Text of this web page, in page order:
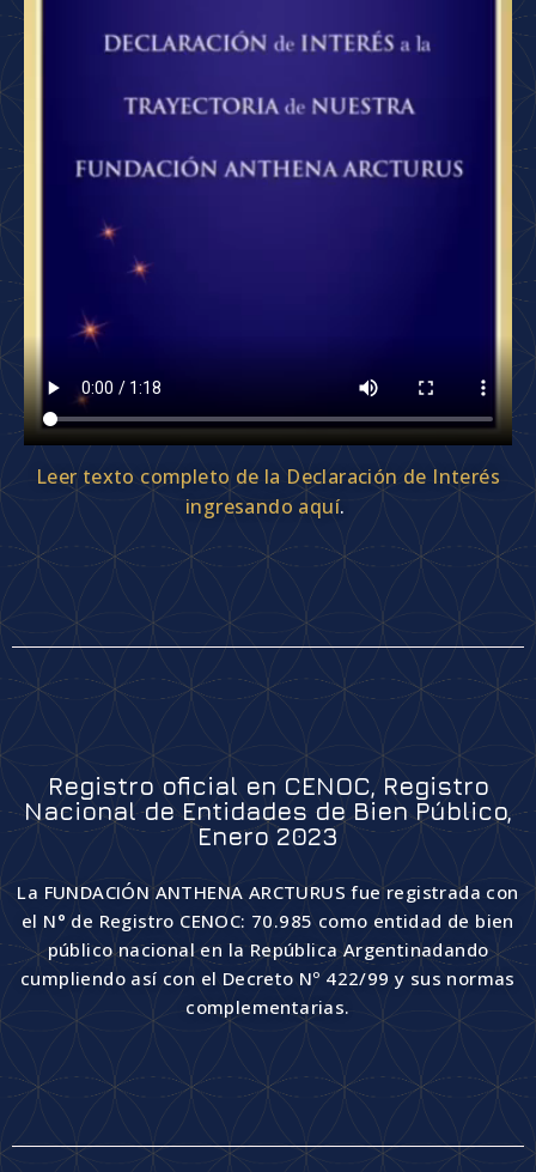
Leer texto completo de la Declaración de Interés
ingresando aquí.
Registro oficial en CENOC, Registro
Nacional de Entidades de Bien Público,
Enero 2023
La FUNDACIÓN ANTHENA ARCTURUS fue registrada con
el N° de Registro CENOC: 70.985 como entidad de bien
público nacional en la República Argentinadando
cumpliendo así con el Decreto Nº 422/99 y sus normas
complementarias.